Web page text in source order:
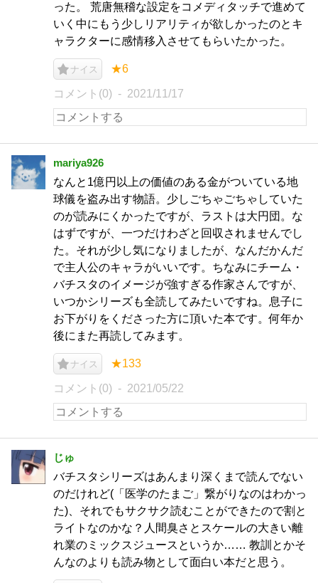
った。 荒唐無稽な設定をコメディタッチで進めて
いく中にもう少しリアリティが欲しかったのとキ
ャラクターに感情移入させてもらいたかった。
ナイス ★6
コメント(0) 2021/11/17
mariya926
なんと1億円以上の価値のある金がついている地
球儀を盗み出す物語。少しごちゃごちゃしていた
のが読みにくかったですが、ラストは大円団。な
はずですが、一つだけわざと回収されませんでし
た。それが少し気になりましたが、なんだかんだ
で主人公のキャラがいいです。ちなみにチーム・
バチスタのイメージが強すぎる作家さんですが、
いつかシリーズも全読してみたいですね。息子に
お下がりをくださった方に頂いた本です。何年か
後にまた再読してみます。
ナイス ★133
コメント(0) 2021/05/22
じゅ
バチスタシリーズはあんまり深くまで読んでない
のだけれど(「医学のたまご」繋がりなのはわかっ
た)、それでもサクサク読むことができたので割と
ライトなのかな？人間臭さとスケールの大きい離
れ業のミックスジュースというか…… 教訓とかそ
んなのよりも読み物として面白い本だと思う。